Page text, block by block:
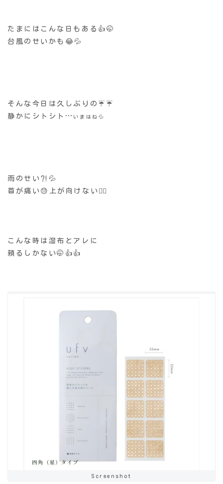
たまにはこんな日もある👍🤭
台風のせいかも😂💦
そんな今日は久しぶりの☔️☔️
静かにシトシト… いまはね💦
雨のせい⁈💦
首が痛い😓上が向けない😵‍💫
こんな時は湿布とアレに
頼るしかない🤭👍👍
Screenshot